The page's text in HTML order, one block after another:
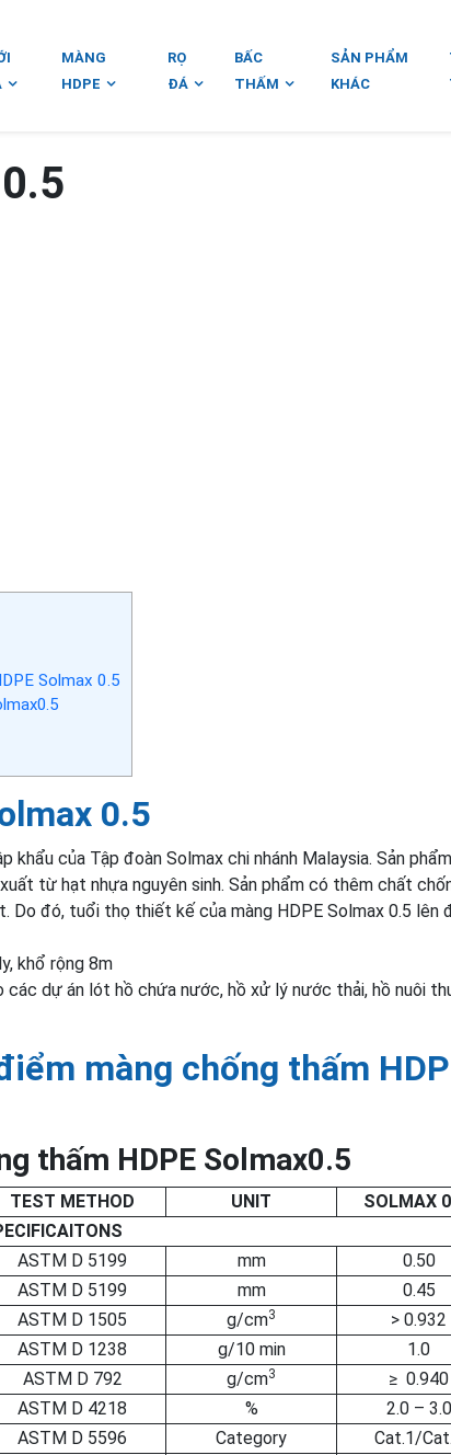
MÀNG
HDPE
RỌ
ĐÁ
BẤC
THẤM
SẢN PHẨM
KHÁC
Solmax 0.5
0.5
khẩu của Tập đoàn Solmax chi nhánh Malaysia. Sản
từ hạt nhựa nguyên sinh. Sản phẩm có thêm chất
Do đó, tuổi thọ thiết kế của màng HDPE Solmax 0.5 lên
khổ rộng 8m
dự án lót hồ chứa nước, hồ xử lý nước thải, hồ nuôi
màng chống thấm
thấm HDPE Solmax0.5
TEST METHOD UNIT
SOLMAX
ASTM D 5199 mm
0.50
ASTM D 5199 mm
0.45
ASTM D 1505 g/cm3
> 0.932
ASTM D 1238 g/10 min
1.0
ASTM D 792 g/cm3
≥ 0.940
ASTM D 4218 %
2.0 – 3.0
ASTM D 5596 Category
Cat.1/